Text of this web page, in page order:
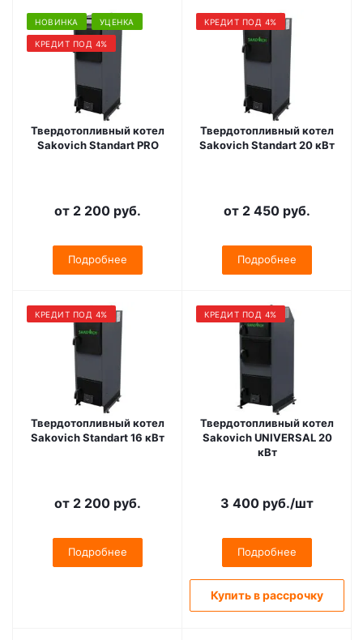
НОВИНКА УЦЕНКА
КРЕДИТ ПОД 4%
Твердотопливный котел
Sakovich Standart PRO
от 2 200 руб.
Подробнее
КРЕДИТ ПОД 4%
Твердотопливный котел
Sakovich Standart 20 кВт
от 2 450 руб.
Подробнее
КРЕДИТ ПОД 4%
Твердотопливный котел
Sakovich Standart 16 кВт
от 2 200 руб.
Подробнее
КРЕДИТ ПОД 4%
Твердотопливный котел
Sakovich UNIVERSAL 20
кВт
3 400 руб./шт
Подробнее
Купить в рассрочку